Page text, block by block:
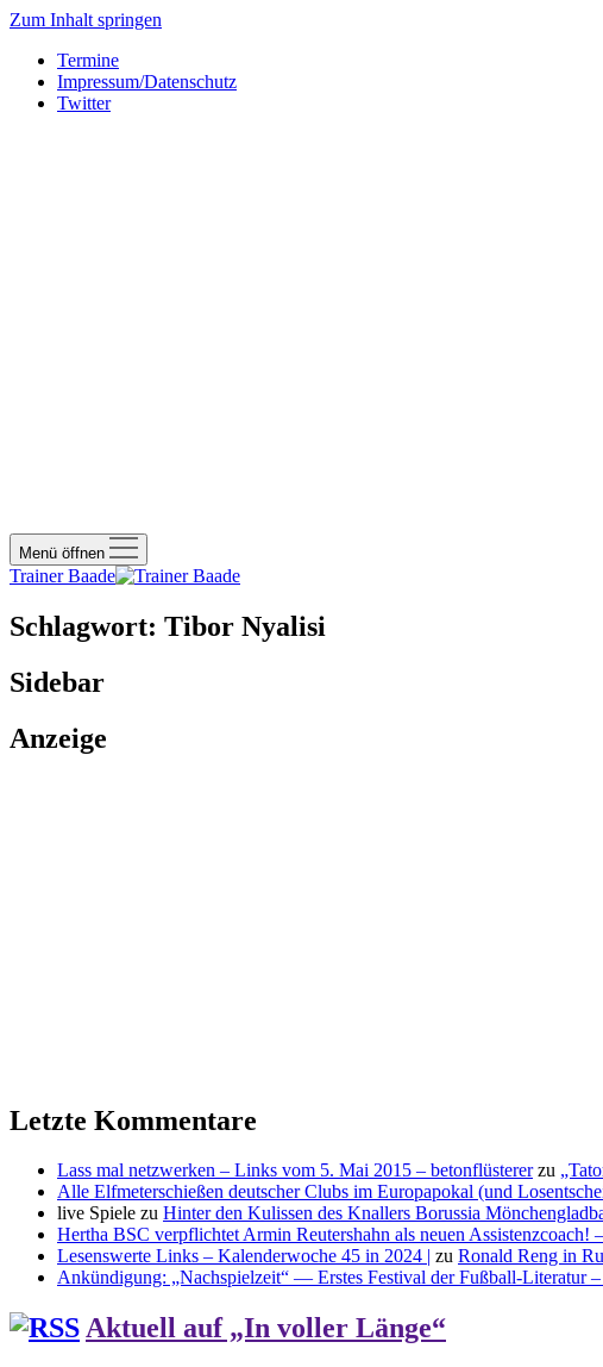
Zum Inhalt springen
Termine
Impressum/Datenschutz
Twitter
Menü öffnen
Trainer Baade
Schlagwort: Tibor Nyalisi
Sidebar
Anzeige
Letzte Kommentare
Lass mal netzwerken – Links vom 5. Mai 2015 – betonflüstererzu
Alle Elfmeterschießen deutscher Clubs im Europapokal (und
live Spiele zu Hinter den Kulissen des Knallers Borussia
Hertha BSC verpflichtet Armin Reutershahn als neuen Assistenzcoach!
Lesenswerte Links – Kalenderwoche 45 in 2024 | zu Ronald Reng in
Ankündigung: „Nachspielzeit“ — Erstes Festival der Fußball-Literatur –
Aktuell auf „In voller Länge“